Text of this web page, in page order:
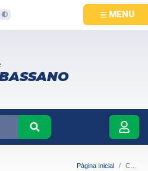
MENU
Página Inicial Covid - Vacinação